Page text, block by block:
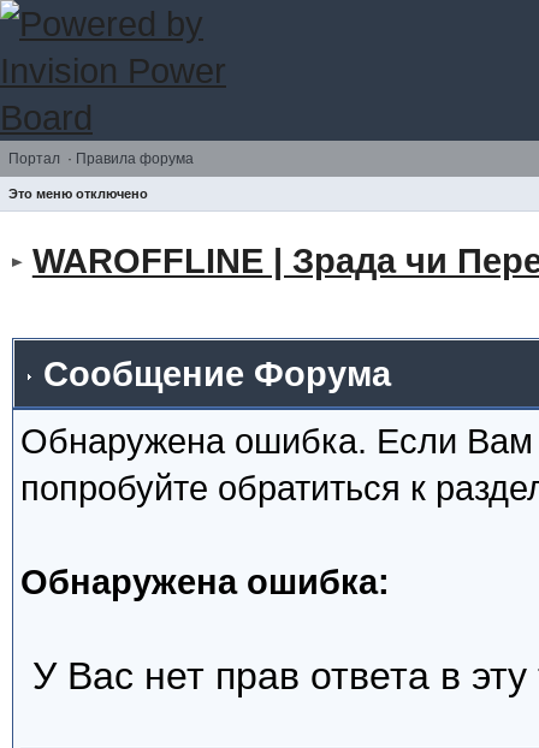
Портал · Правила форума
Это меню отключено
WAROFFLINE | Зрада чи
Сообщение Форума
Обнаружена ошибка. Если
попробуйте обратиться к
Обнаружена ошибка:
У Вас нет прав ответа в